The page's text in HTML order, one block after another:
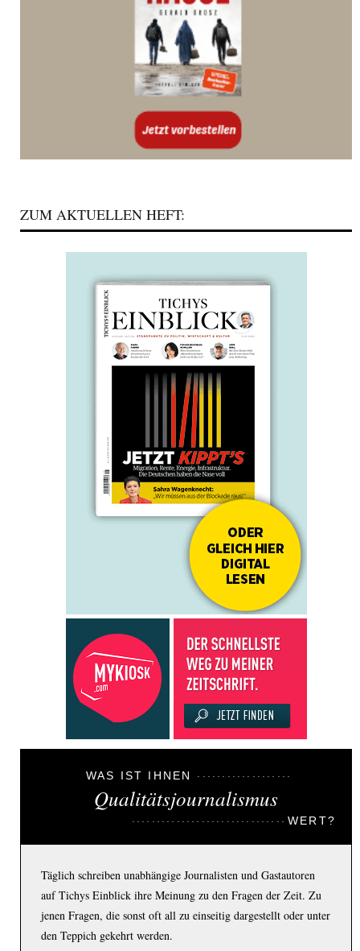
ZUM AKTUELLEN HEFT:
WAS IST IHNEN
Qualitätsjournalismus
WERT?
Täglich schreiben unabhängige Journalisten und Gastautoren
auf Tichys Einblick ihre Meinung zu den Fragen der Zeit. Zu
jenen Fragen, die sonst oft all zu einseitig dargestellt oder unter
den Teppich gekehrt werden.